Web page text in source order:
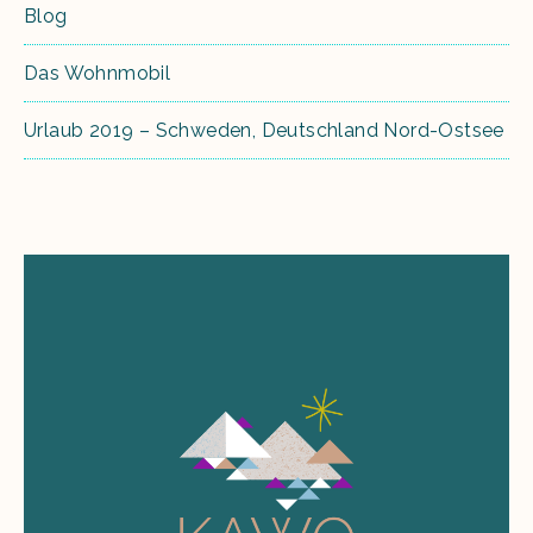
Blog
Das Wohnmobil
Urlaub 2019 – Schweden, Deutschland Nord-Ostsee